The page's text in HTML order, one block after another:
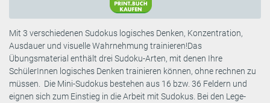
Mit 3 verschiedenen Sudokus logisches Denken, Konzentration,
Ausdauer und visuelle Wahrnehmung trainieren!Das
Übungsmaterial enthält drei Sudoku-Arten, mit denen Ihre
SchülerInnen logisches Denken trainieren können, ohne rechnen zu
müssen. Die Mini-Sudokus bestehen aus 16 bzw. 36 Feldern und
eignen sich zum Einstieg in die Arbeit mit Sudokus. Bei den Lege-